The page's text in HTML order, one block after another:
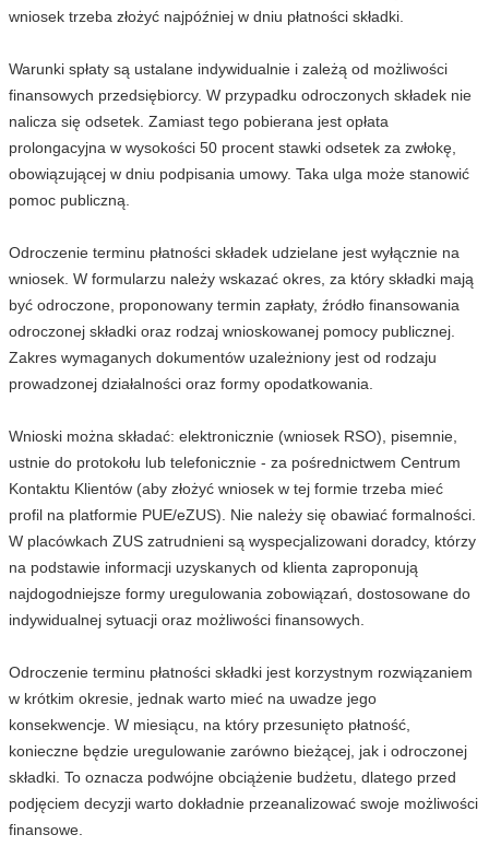
wniosek trzeba złożyć najpóźniej w dniu płatności składki.
Warunki spłaty są ustalane indywidualnie i zależą od możliwości
finansowych przedsiębiorcy. W przypadku odroczonych składek nie
nalicza się odsetek. Zamiast tego pobierana jest opłata
prolongacyjna w wysokości 50 procent stawki odsetek za zwłokę,
obowiązującej w dniu podpisania umowy. Taka ulga może stanowić
pomoc publiczną.
Odroczenie terminu płatności składek udzielane jest wyłącznie na
wniosek. W formularzu należy wskazać okres, za który składki mają
być odroczone, proponowany termin zapłaty, źródło finansowania
odroczonej składki oraz rodzaj wnioskowanej pomocy publicznej.
Zakres wymaganych dokumentów uzależniony jest od rodzaju
prowadzonej działalności oraz formy opodatkowania.
Wnioski można składać: elektronicznie (wniosek RSO), pisemnie,
ustnie do protokołu lub telefonicznie - za pośrednictwem Centrum
Kontaktu Klientów (aby złożyć wniosek w tej formie trzeba mieć
profil na platformie PUE/eZUS). Nie należy się obawiać formalności.
W placówkach ZUS zatrudnieni są wyspecjalizowani doradcy, którzy
na podstawie informacji uzyskanych od klienta zaproponują
najdogodniejsze formy uregulowania zobowiązań, dostosowane do
indywidualnej sytuacji oraz możliwości finansowych.
Odroczenie terminu płatności składki jest korzystnym rozwiązaniem
w krótkim okresie, jednak warto mieć na uwadze jego
konsekwencje. W miesiącu, na który przesunięto płatność,
konieczne będzie uregulowanie zarówno bieżącej, jak i odroczonej
składki. To oznacza podwójne obciążenie budżetu, dlatego przed
podjęciem decyzji warto dokładnie przeanalizować swoje możliwości
finansowe.